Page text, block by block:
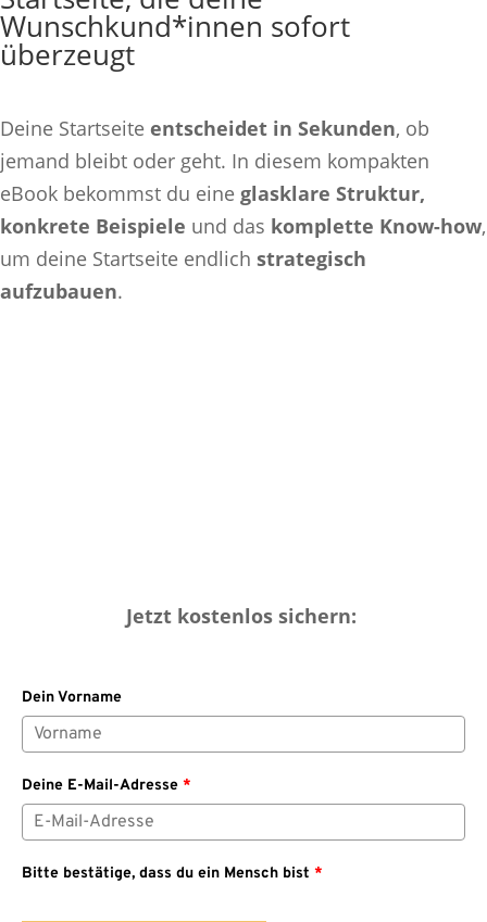
Wunschkund*innen sofort
überzeugt
Deine Startseite entscheidet in Sekunden, ob
jemand bleibt oder geht. In diesem kompakten
eBook bekommst du eine glasklare Struktur,
konkrete Beispiele und das komplette Know-how,
um deine Startseite endlich strategisch
aufzubauen.
Jetzt kostenlos sichern:
Dein Vorname
Deine E-Mail-Adresse *
Bitte bestätige, dass du ein Mensch bist *